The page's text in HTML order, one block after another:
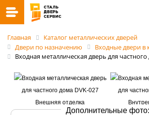
Главная
Каталог металлических дверей
Двери по назначению
Входные двери в
Входная металлическая дверь для
Дополнительные фото: